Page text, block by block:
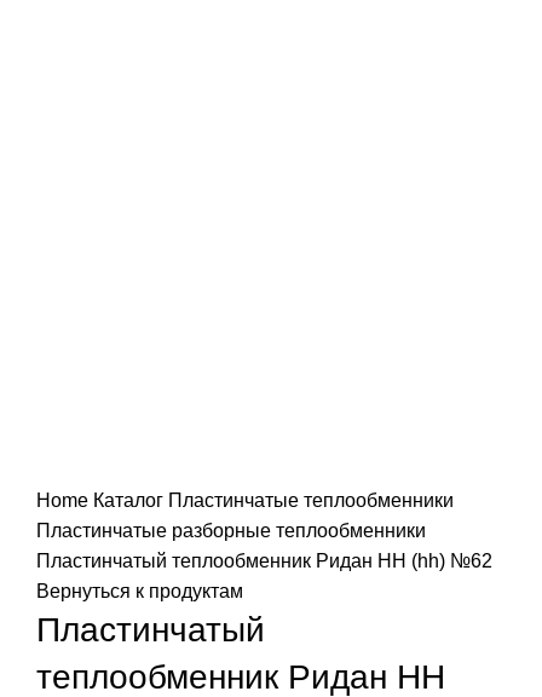
Home Каталог Пластинчатые теплообменники
Пластинчатые разборные теплообменники
Пластинчатый теплообменник Ридан НН (hh) №62
Вернуться к продуктам
Пластинчатый
теплообменник Ридан НН